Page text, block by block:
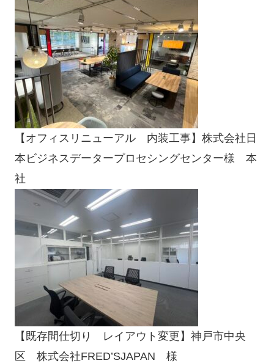
【オフィスリニューアル 内装工事】株式会社日
本ビジネスデータープロセシングセンター様 本
社
【既存間仕切り レイアウト変更】神戸市中央
区 株式会社FRED’SJAPAN 様